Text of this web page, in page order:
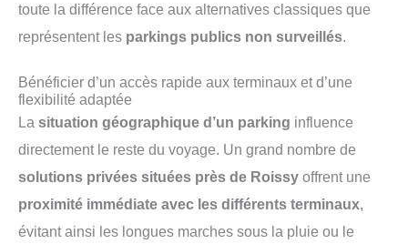
toute la différence face aux alternatives classiques que
représentent les parkings publics non surveillés.
Bénéficier d’un accès rapide aux terminaux et d’une
flexibilité adaptée
La situation géographique d’un parking influence
directement le reste du voyage. Un grand nombre de
solutions privées situées près de Roissy offrent une
proximité immédiate avec les différents terminaux,
évitant ainsi les longues marches sous la pluie ou le